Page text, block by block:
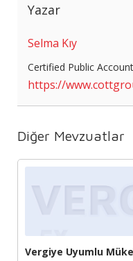
Yazar
Selma Kıy
Certified Public
https://
Diğer Mevzuatlar
Vergiye Uyumlu